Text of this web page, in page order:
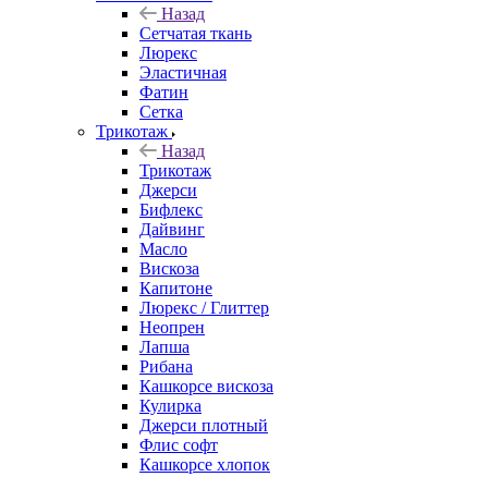
Назад
Сетчатая ткань
Люрекс
Эластичная
Фатин
Сетка
Трикотаж
Назад
Трикотаж
Джерси
Бифлекс
Дайвинг
Масло
Вискоза
Капитоне
Люрекс / Глиттер
Неопрен
Лапша
Рибана
Кашкорсе вискоза
Кулирка
Джерси плотный
Флис софт
Кашкорсе хлопок